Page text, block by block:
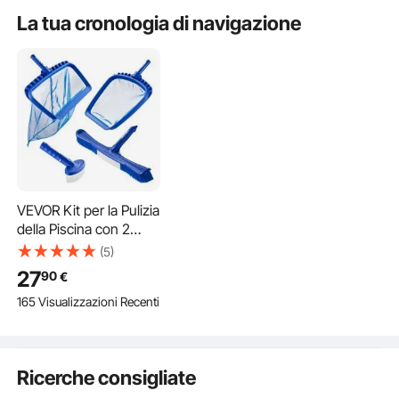
La tua cronologia di navigazione
VEVOR Kit per la Pulizia
della Piscina con 2
Spazzole Rimovibili 51
e 14 cm e 2 Retini per
Skimmer, Set di
Strumenti per Pulire le
(5)
2790€
165 Visualizzazioni Recenti
Ricerche consigliate